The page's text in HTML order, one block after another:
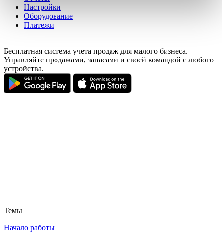
Настройки
Оборудование
Платежи
Бесплатная система учета продаж для малого бизнеса.
Управляйте продажами, запасами и своей командой с любого
устройства.
Темы
Начало работы